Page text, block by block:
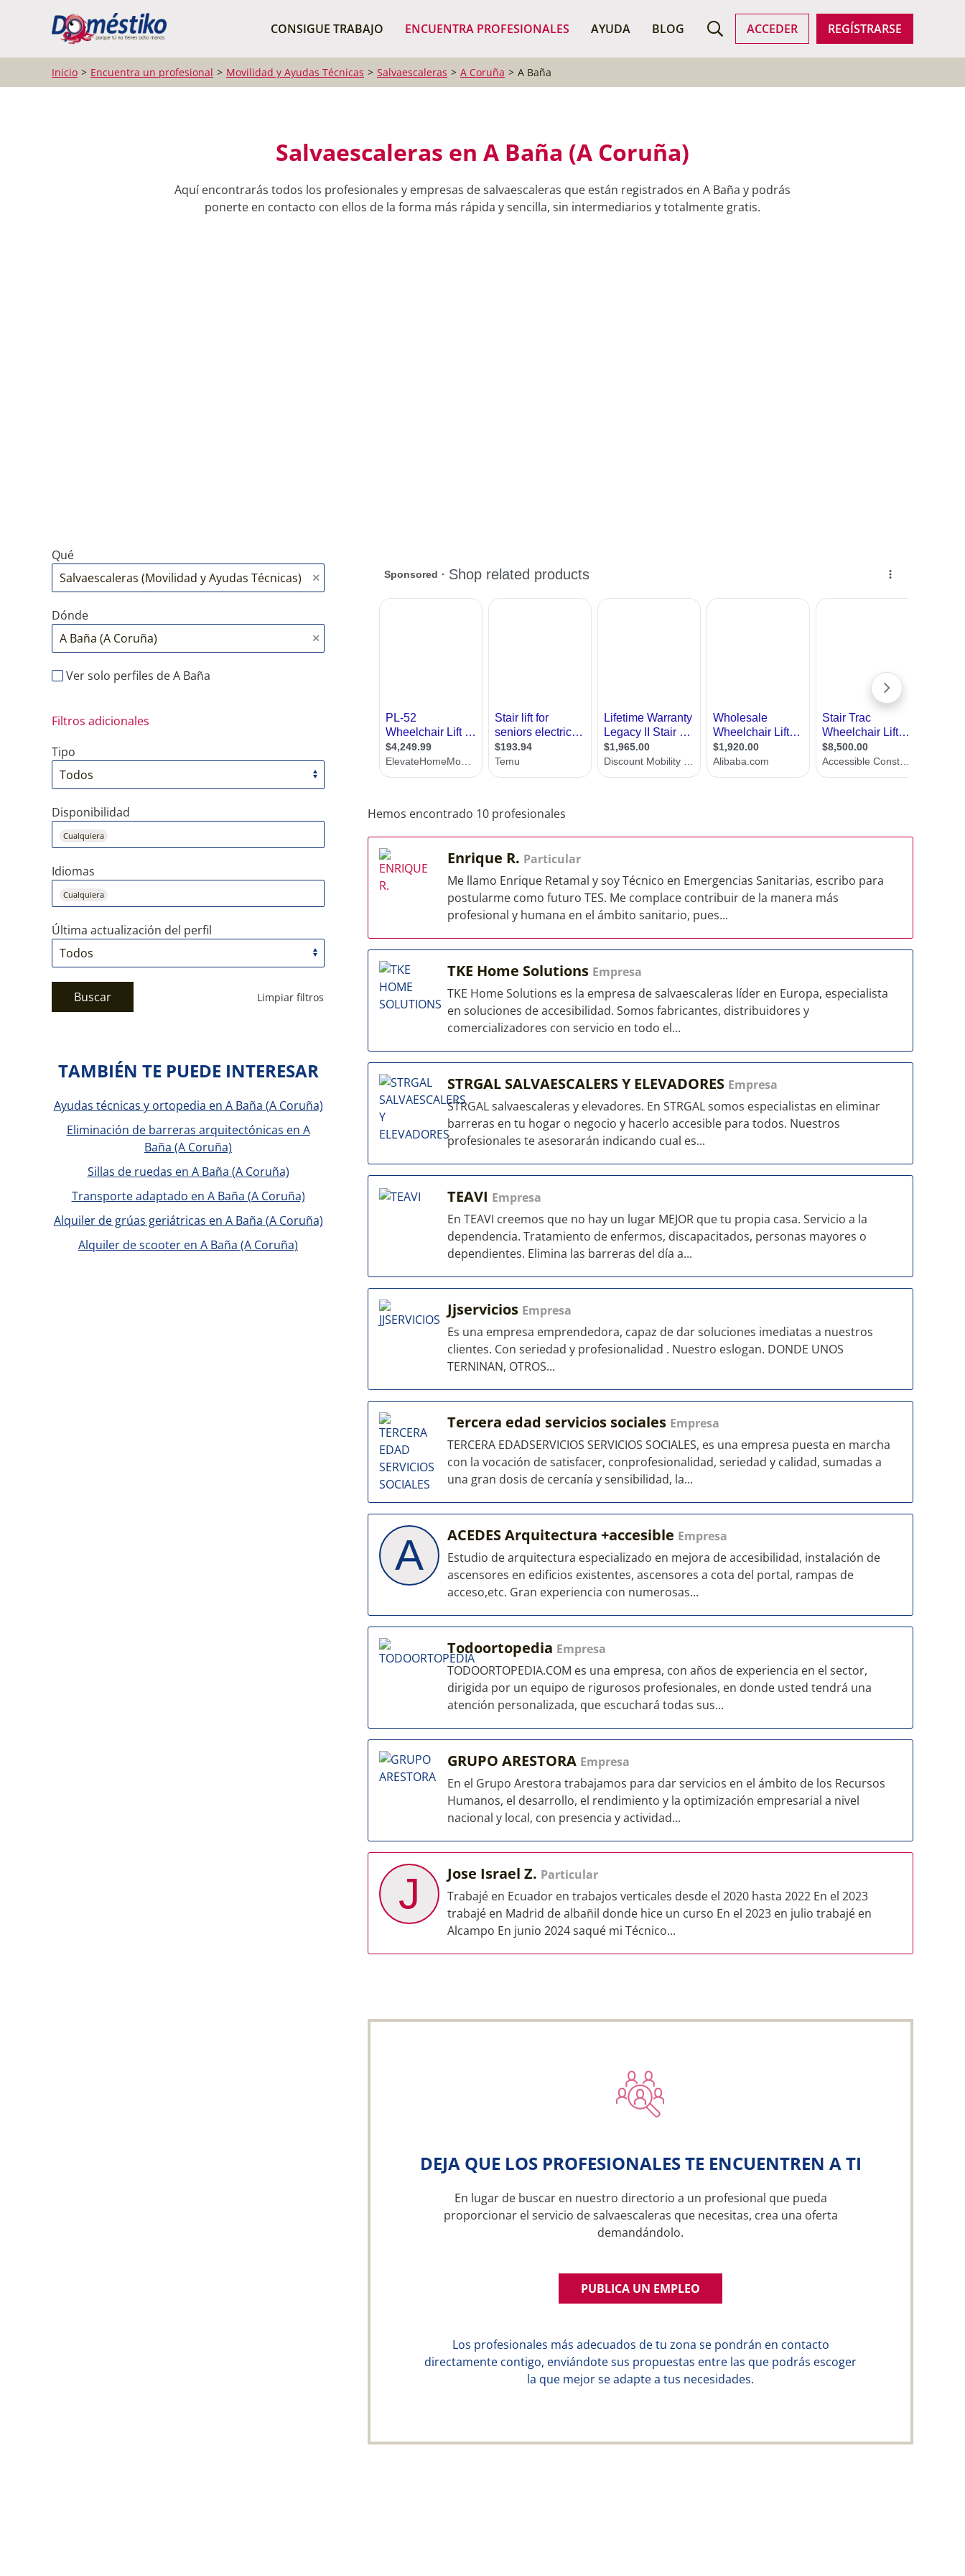
CONSIGUE TRABAJO ENCUENTRA PROFESIONALES AYUDA BLOG ACCEDER REGÍSTRARSE
BUSCAR PROFESIONALES
Inicio Encuentra un profesional Movilidad y Ayudas Técnicas Salvaescaleras A Coruña A Baña
Salvaescaleras en A Baña (A Coruña)
Aquí encontrarás todos los profesionales y empresas de salvaescaleras que están registrados en A Baña y podrás
ponerte en contacto con ellos de la forma más rápida y sencilla, sin intermediarios y totalmente gratis.
Qué
Dónde
Ver solo perfiles de A Baña
Filtros adicionales
Tipo
Disponibilidad
Cualquiera
Idiomas
Cualquiera
Última actualización del perfil
Buscar Limpiar filtros
Hemos encontrado 10 profesionales
Enrique R. Particular
Me llamo Enrique Retamal y soy Técnico en Emergencias Sanitarias, escribo para
postularme como futuro TES. Me complace contribuir de la manera más
profesional y humana en el ámbito sanitario, pues...
TKE Home Solutions Empresa
TKE Home Solutions es la empresa de salvaescaleras líder en Europa, especialista
en soluciones de accesibilidad. Somos fabricantes, distribuidores y
comercializadores con servicio en todo el...
STRGAL SALVAESCALERS Y ELEVADORES Empresa
STRGAL salvaescaleras y elevadores. En STRGAL somos especialistas en eliminar
barreras en tu hogar o negocio y hacerlo accesible para todos. Nuestros
profesionales te asesorarán indicando cual es...
TEAVI Empresa
En TEAVI creemos que no hay un lugar MEJOR que tu propia casa. Servicio a la
dependencia. Tratamiento de enfermos, discapacitados, personas mayores o
dependientes. Elimina las barreras del día a...
Jjservicios Empresa
Es una empresa emprendedora, capaz de dar soluciones imediatas a nuestros
clientes. Con seriedad y profesionalidad . Nuestro eslogan. DONDE UNOS
TERNINAN, OTROS...
Tercera edad servicios sociales Empresa
TERCERA EDADSERVICIOS SERVICIOS SOCIALES, es una empresa puesta en marcha
con la vocación de satisfacer, conprofesionalidad, seriedad y calidad, sumadas a
una gran dosis de cercanía y sensibilidad, la...
A ACEDES Arquitectura +accesible Empresa
Estudio de arquitectura especializado en mejora de accesibilidad, instalación de
ascensores en edificios existentes, ascensores a cota del portal, rampas de
acceso,etc. Gran experiencia con numerosas...
Todoortopedia Empresa
TODOORTOPEDIA.COM es una empresa, con años de experiencia en el sector,
dirigida por un equipo de rigurosos profesionales, en donde usted tendrá una
atención personalizada, que escuchará todas sus...
GRUPO ARESTORA Empresa
En el Grupo Arestora trabajamos para dar servicios en el ámbito de los Recursos
Humanos, el desarrollo, el rendimiento y la optimización empresarial a nivel
nacional y local, con presencia y actividad...
J Jose Israel Z. Particular
Trabajé en Ecuador en trabajos verticales desde el 2020 hasta 2022 En el 2023
trabajé en Madrid de albañil donde hice un curso En el 2023 en julio trabajé en
Alcampo En junio 2024 saqué mi Técnico...
DEJA QUE LOS PROFESIONALES TE ENCUENTREN A TI
En lugar de buscar en nuestro directorio a un profesional que pueda
proporcionar el servicio de salvaescaleras que necesitas, crea una oferta
demandándolo.
PUBLICA UN EMPLEO
Los profesionales más adecuados de tu zona se pondrán en contacto
directamente contigo, enviándote sus propuestas entre las que podrás escoger
la que mejor se adapte a tus necesidades.
TAMBIÉN TE PUEDE INTERESAR
Ayudas técnicas y ortopedia en A Baña (A Coruña)
Eliminación de barreras arquitectónicas en A
Baña (A Coruña)
Sillas de ruedas en A Baña (A Coruña)
Transporte adaptado en A Baña (A Coruña)
Alquiler de grúas geriátricas en A Baña (A Coruña)
Alquiler de scooter en A Baña (A Coruña)